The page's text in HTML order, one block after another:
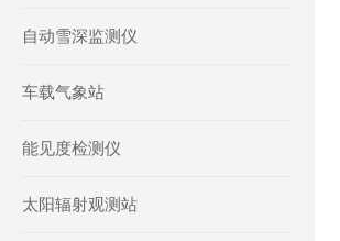
自动雪深监测仪
车载气象站
能见度检测仪
太阳辐射观测站